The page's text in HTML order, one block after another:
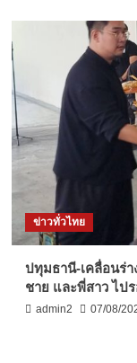
ข่าวทั่วไทย
ปทุมธานี-เคลื่อนร่
ชาย และพี่สาว ไปร
admin2 07/08/